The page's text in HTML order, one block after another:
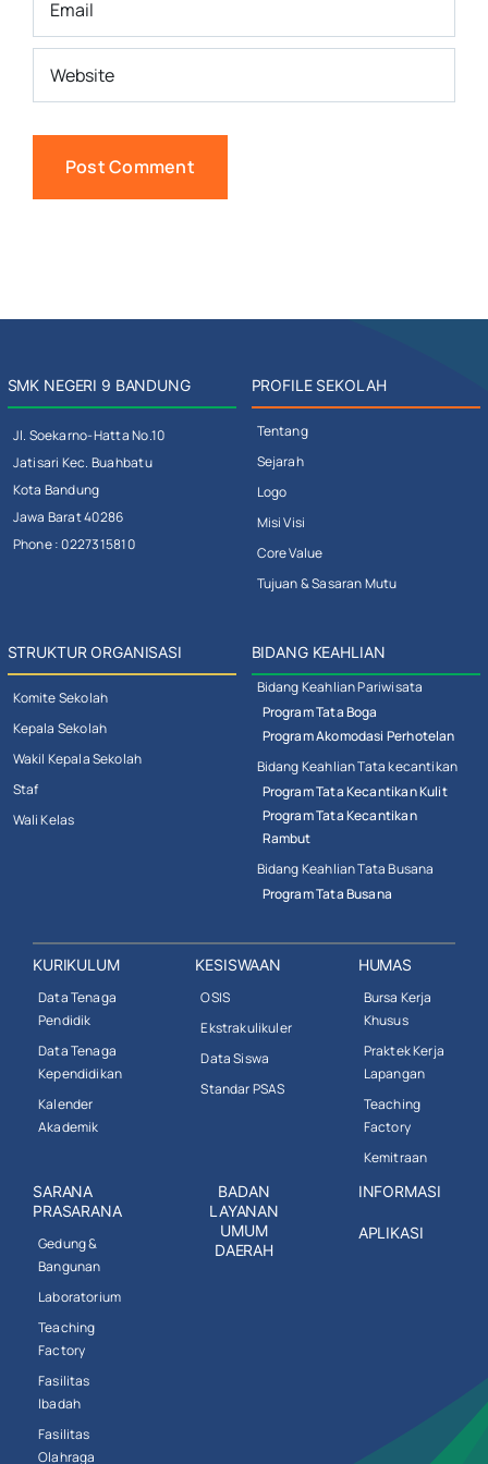
SMK NEGERI 9 BANDUNG
Jl. Soekarno-Hatta No.10
Jatisari Kec. Buahbatu
Kota Bandung
Jawa Barat 40286
Phone : 0227315810
PROFILE SEKOLAH
Tentang
Sejarah
Logo
Misi Visi
Core Value
Tujuan & Sasaran Mutu
STRUKTUR ORGANISASI
Komite Sekolah
Kepala Sekolah
Wakil Kepala Sekolah
Staf
Wali Kelas
BIDANG KEAHLIAN
Bidang Keahlian Pariwisata
Program Tata Boga
Program Akomodasi Perhotelan
Bidang Keahlian Tata kecantikan
Program Tata Kecantikan Kulit
Program Tata Kecantikan
Rambut
Bidang Keahlian Tata Busana
Program Tata Busana
KURIKULUM
Data Tenaga
Pendidik
Data Tenaga
Kependidikan
Kalender
Akademik
KESISWAAN
OSIS
Ekstrakulikuler
Data Siswa
Standar PSAS
HUMAS
Bursa Kerja
Khusus
Praktek Kerja
Lapangan
Teaching
Factory
Kemitraan
SARANA
PRASARANA
Gedung &
Bangunan
Laboratorium
Teaching
Factory
Fasilitas
Ibadah
Fasilitas
Olahraga
BADAN
LAYANAN
UMUM
DAERAH
INFORMASI
APLIKASI